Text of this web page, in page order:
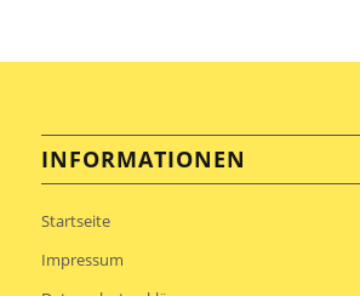
INFORMATIONEN
Startseite
Impressum